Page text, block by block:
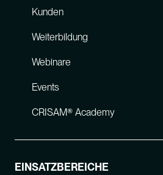
Kunden
Weiterbildung
Webinare
Events
CRISAM® Academy
EINSATZBEREICHE